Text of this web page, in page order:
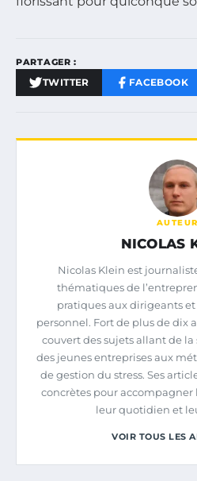
PARTAGER :
TWITTER FACEBOOK
AUTEUR
NICOLAS
Nicolas Klein est
thématiques de
pratiques aux dirigeants
personnel. Fort de plus de dix
couvert des sujets allant de
des jeunes entreprises aux
de gestion du stress. Ses
concrètes pour accompagner
leur quotidien et
VOIR TOUS LES